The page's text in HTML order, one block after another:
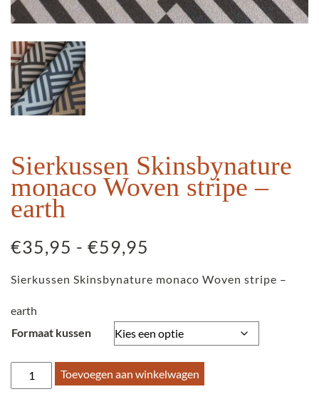
Sierkussen Skinsbynature
monaco Woven stripe –
earth
€35,95 - €59,95
tot
Sierkussen Skinsbynature monaco Woven stripe –
earth
Formaat kussen
Sierkussen
Skinsbynature
Toevoegen aan winkelwagen